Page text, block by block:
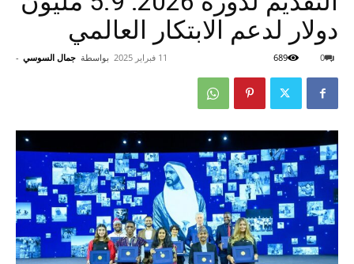
دولار لدعم الابتكار العالمي
بواسطة جمال السوسي - 11 فبراير 2025 0
689